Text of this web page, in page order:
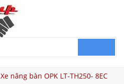
Xe nâng bàn OPK LT-TH250- 8EC